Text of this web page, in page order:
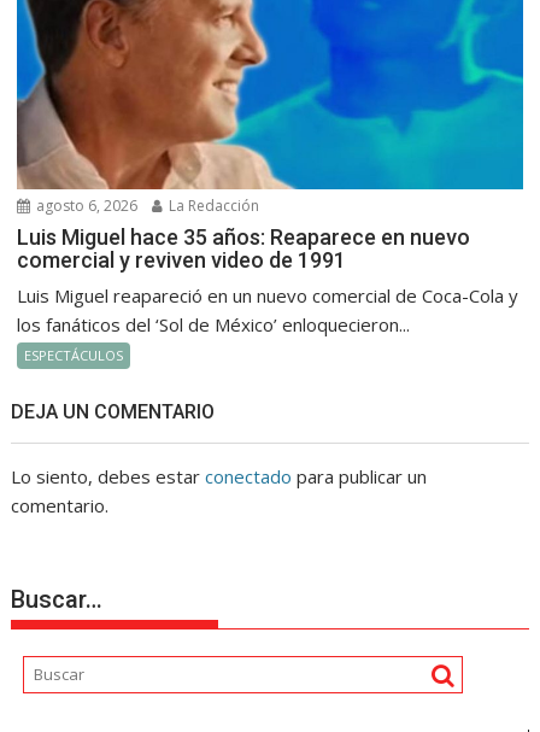
agosto 6, 2026 La Redacción
Luis Miguel hace 35 años: Reaparece en nuevo
comercial y reviven video de 1991
Luis Miguel reapareció en un nuevo comercial de Coca-Cola y
los fanáticos del ‘Sol de México’ enloquecieron...
ESPECTÁCULOS
DEJA UN COMENTARIO
Lo siento, debes estarconectado para publicar un
comentario.
Buscar…